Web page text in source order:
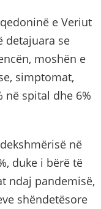
e Veriut
detajuara se
moshën e
simptomat,
në spital dhe 6%
në
duke i bërë të
ndaj pandemisë,
shëndetësore